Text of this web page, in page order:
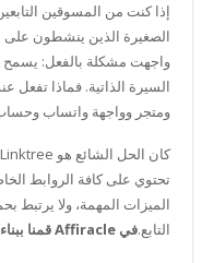
إذا كنت من المسوقين
الصغيرة الذين ينشطون على
السيرة الذاتية. فماذا تفعل
ومتجر وواجهة واتساب
الميزات المهمة، ولا يرتبط
التابع.في Affiracle قمنا ببناء بديل كامل لك - مجاني تمامًا.